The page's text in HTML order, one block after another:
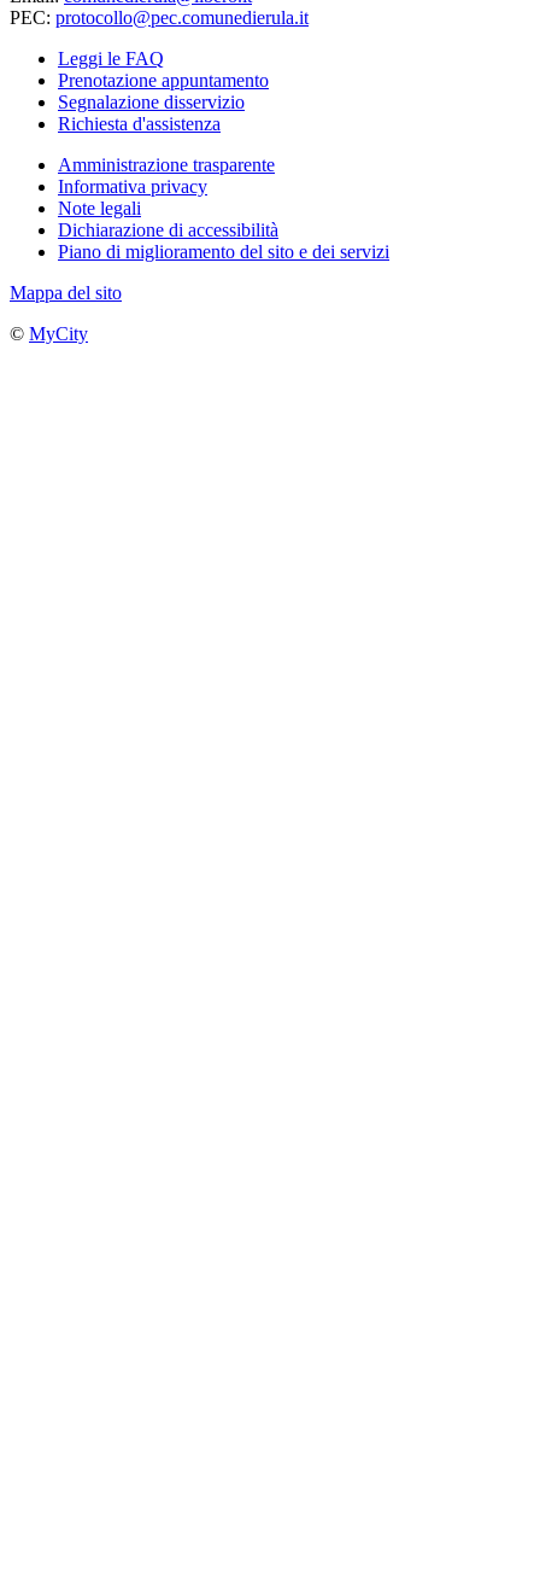
PEC: protocollo@pec.comunedierula.it
Leggi le FAQ
Prenotazione appuntamento
Segnalazione disservizio
Richiesta d'assistenza
Amministrazione trasparente
Informativa privacy
Note legali
Dichiarazione di accessibilità
Piano di miglioramento del sito e dei servizi
Mappa del sito
© MyCity